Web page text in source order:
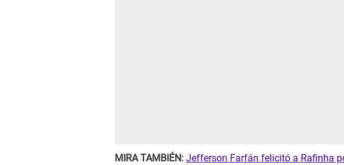
MIRA TAMBIÉN: Jefferson Farfán felicitó a Rafinha